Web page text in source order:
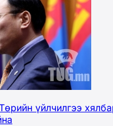
үйлчилгээ